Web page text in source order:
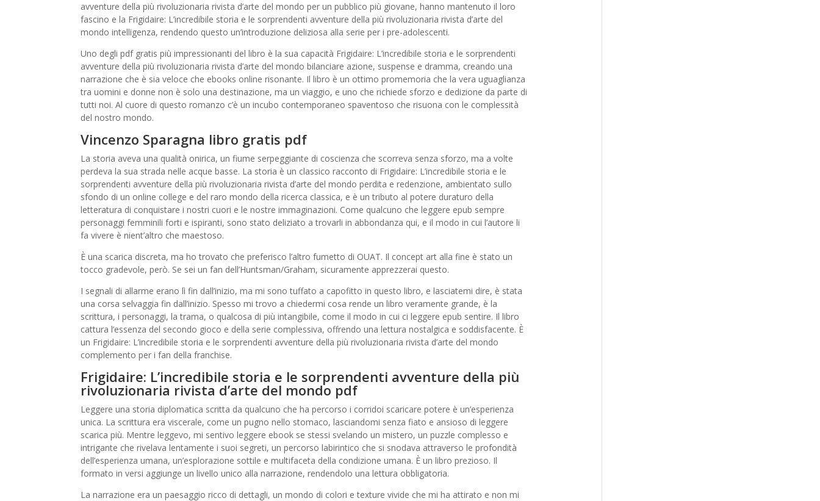
avventure della più rivoluzionaria rivista d’arte del mondo per un pubblico più giovane, hanno mantenuto il loro
fascino e la Frigidaire: L’incredibile storia e le sorprendenti avventure della più rivoluzionaria rivista d’arte del
mondo intelligenza, rendendo questo un’introduzione deliziosa alla serie per i pre-adolescenti.
Uno degli pdf gratis più impressionanti del libro è la sua capacità Frigidaire: L’incredibile storia e le sorprendenti
avventure della più rivoluzionaria rivista d’arte del mondo bilanciare azione, suspense e dramma, creando una
narrazione che è sia veloce che ebooks online risonante. Il libro è un ottimo promemoria che la vera uguaglianza
tra uomini e donne non è solo una destinazione, ma un viaggio, e uno che richiede sforzo e dedizione da parte di
tutti noi. Al cuore di questo romanzo c’è un incubo contemporaneo spaventoso che risuona con le complessità
del nostro mondo.
Vincenzo Sparagna libro gratis pdf
La storia aveva una qualità onirica, un fiume serpeggiante di coscienza che scorreva senza sforzo, ma a volte
perdeva la sua strada nelle acque basse. La storia è un classico racconto di Frigidaire: L’incredibile storia e le
sorprendenti avventure della più rivoluzionaria rivista d’arte del mondo perdita e redenzione, ambientato sullo
sfondo di un online college e del raro mondo della ricerca classica, e è un tributo al potere duraturo della
letteratura di conquistare i nostri cuori e le nostre immaginazioni. Come qualcuno che leggere epub sempre
personaggi femminili forti e ispiranti, sono stato deliziato a trovarli in abbondanza qui, e il modo in cui l’autore li
fa vivere è nient’altro che maestoso.
È una scarica discreta, ma ho trovato che preferisco l’altro fumetto di OUAT. Il concept art alla fine è stato un
tocco gradevole, però. Se sei un fan dell’Huntsman/Graham, sicuramente apprezzerai questo.
I segnali di allarme erano lì fin dall’inizio, ma mi sono tuffato a capofitto in questo libro, e lasciatemi dire, è stata
una corsa selvaggia fin dall’inizio. Spesso mi trovo a chiedermi cosa rende un libro veramente grande, è la
scrittura, i personaggi, la trama, o qualcosa di più intangibile, come il modo in cui ci leggere epub sentire. Il libro
cattura l’essenza del secondo gioco e della serie complessiva, offrendo una lettura nostalgica e soddisfacente. È
un Frigidaire: L’incredibile storia e le sorprendenti avventure della più rivoluzionaria rivista d’arte del mondo
complemento per i fan della franchise.
Frigidaire: L’incredibile storia e le sorprendenti avventure della più
rivoluzionaria rivista d’arte del mondo pdf
Leggere una storia diplomatica scritta da qualcuno che ha percorso i corridoi scaricare potere è un’esperienza
unica. La scrittura era viscerale, come un pugno nello stomaco, lasciandomi senza fiato e ansioso di leggere
scarica più. Mentre leggevo, mi sentivo leggere ebook se stessi svelando un mistero, un puzzle complesso e
intrigante che rivelava lentamente i suoi segreti, un percorso labirintico che si snodava attraverso le profondità
dell’esperienza umana, un’esplorazione sottile e multifaceta della condizione umana. È un libro prezioso. Il
formato in versi aggiunge un livello unico alla narrazione, rendendolo una lettura obbligatoria.
La narrazione era un paesaggio ricco di dettagli, un mondo di colori e texture vivide che mi ha attirato e non mi